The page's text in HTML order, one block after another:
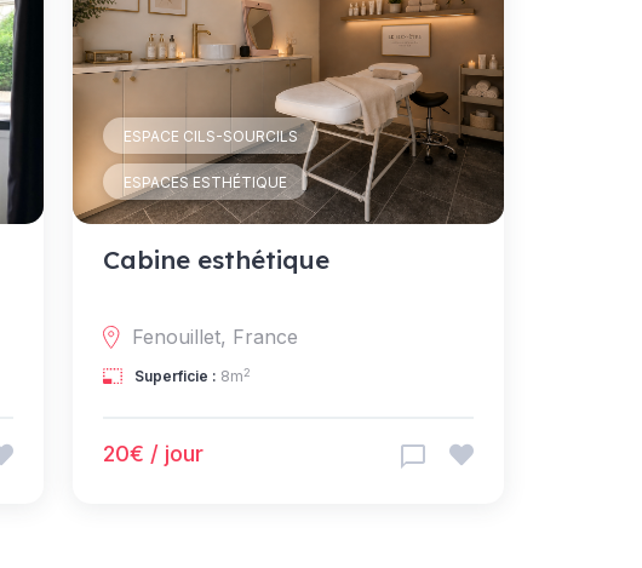
ESPACE CILS-SOURCILS
ESPACES ESTHÉTIQUE
Cabine esthétique
Fenouillet, France
Superficie : 8m2
20€ / jour